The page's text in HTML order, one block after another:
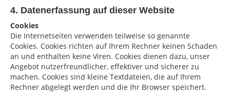
4. Datenerfassung auf dieser Website
Cookies
Die Internetseiten verwenden teilweise so genannte
Cookies. Cookies richten auf Ihrem Rechner keinen Schaden
an und enthalten keine Viren. Cookies dienen dazu, unser
Angebot nutzerfreundlicher, effektiver und sicherer zu
machen. Cookies sind kleine Textdateien, die auf Ihrem
Rechner abgelegt werden und die Ihr Browser speichert.